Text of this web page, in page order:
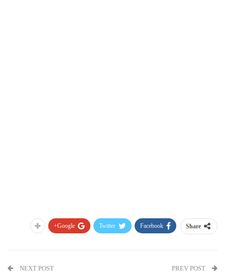
Share
Facebook
Twitter
Google+
NEXT POST